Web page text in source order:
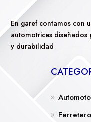
En garef contamos con
automotrices
y durabilidad